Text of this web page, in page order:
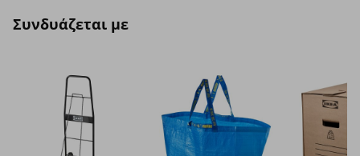
Συνδυάζεται με